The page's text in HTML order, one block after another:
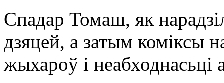
Спадар Томаш, як
дзяцей, а затым коміксы
жыхароў і